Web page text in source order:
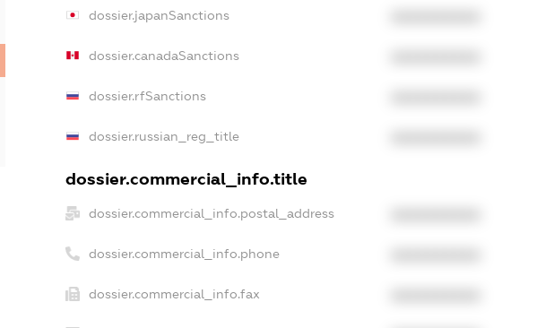
dossier.japanSanctions
dossier.canadaSanctions
dossier.rfSanctions
dossier.russian_reg_title
dossier.commercial_info.title
dossier.commercial_info.postal_address
dossier.commercial_info.phone
dossier.commercial_info.fax